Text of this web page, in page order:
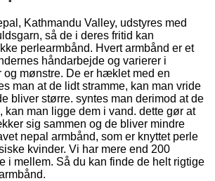
Kathmandu Valley, udstyres med
så de i deres fritid kan
perlearmbånd. Hvert armbånd er et
håndarbejde og varierer i
og mønstre. De er hæklet med en
man at de lidt stramme, kan man vride
bliver større. syntes man derimod at de
kan man ligge dem i vand. dette gør at
sig sammen og de bliver mindre
nepal armbånd, som er knyttet perle
kvinder. Vi har mere end 200
i mellem. Så du kan finde de helt rigtige